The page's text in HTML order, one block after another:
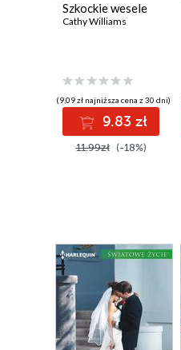
Szkockie wesele
Cathy Williams
(9,09 zł najniższa cena z 30 dni)
9.83 zł
11.99zł (-18%)